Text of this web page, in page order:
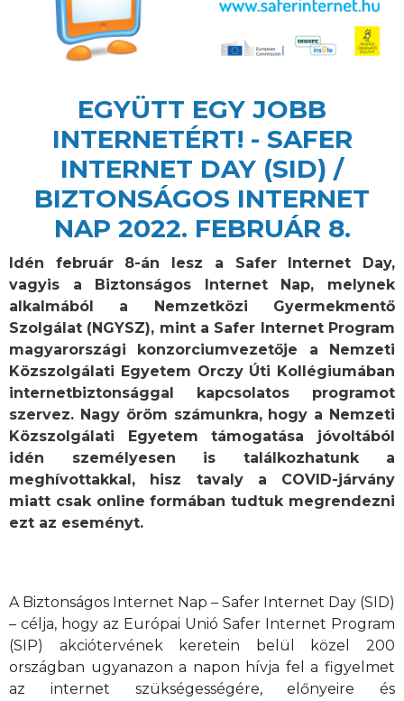
EGYÜTT EGY JOBB
INTERNETÉRT! - SAFER
INTERNET DAY (SID) /
BIZTONSÁGOS INTERNET
NAP 2022. FEBRUÁR 8.
Idén február 8-án lesz a Safer Internet Day,
vagyis a Biztonságos Internet Nap, melynek
alkalmából a Nemzetközi Gyermekmentő
Szolgálat (NGYSZ), mint a Safer Internet Program
magyarországi konzorciumvezetője a Nemzeti
Közszolgálati Egyetem Orczy Úti Kollégiumában
internetbiztonsággal kapcsolatos programot
szervez. Nagy öröm számunkra, hogy a Nemzeti
Közszolgálati Egyetem támogatása jóvoltából
idén személyesen is találkozhatunk a
meghívottakkal, hisz tavaly a COVID-járvány
miatt csak online formában tudtuk megrendezni
ezt az eseményt.
A Biztonságos Internet Nap – Safer Internet Day (SID)
– célja, hogy az Európai Unió Safer Internet Program
(SIP) akciótervének keretein belül közel 200
országban ugyanazon a napon hívja fel a figyelmet
az internet szükségességére, előnyeire és